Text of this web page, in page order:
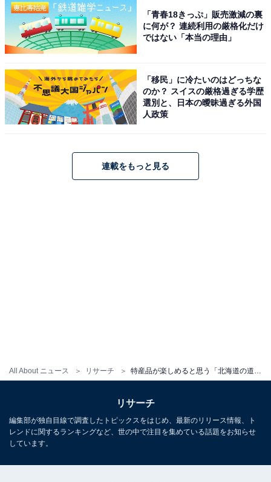
All About ニュース リサーチ 特産品が楽しめると思う「北海道の道の駅」ランキング！ 2位「あいろーど厚田」を抑えた1位は？【2026年調査】
「青春18きっぷ」販売激減の裏
に何が？ 連続利用の厳格化だけ
ではない「本当の理由」
「移民」に冷たいのはどっちな
のか？ スイスの厳格過ぎる学歴
選別と、日本の曖昧過ぎる外国
人政策
連載をもっと見る
リサーチ
編集部が独自目線で調査したトピックスをはじめ、最新のリリース情報、ト
レンドに関するランキングなど、世の中で注目を集めている話題をお知らせ
しています。